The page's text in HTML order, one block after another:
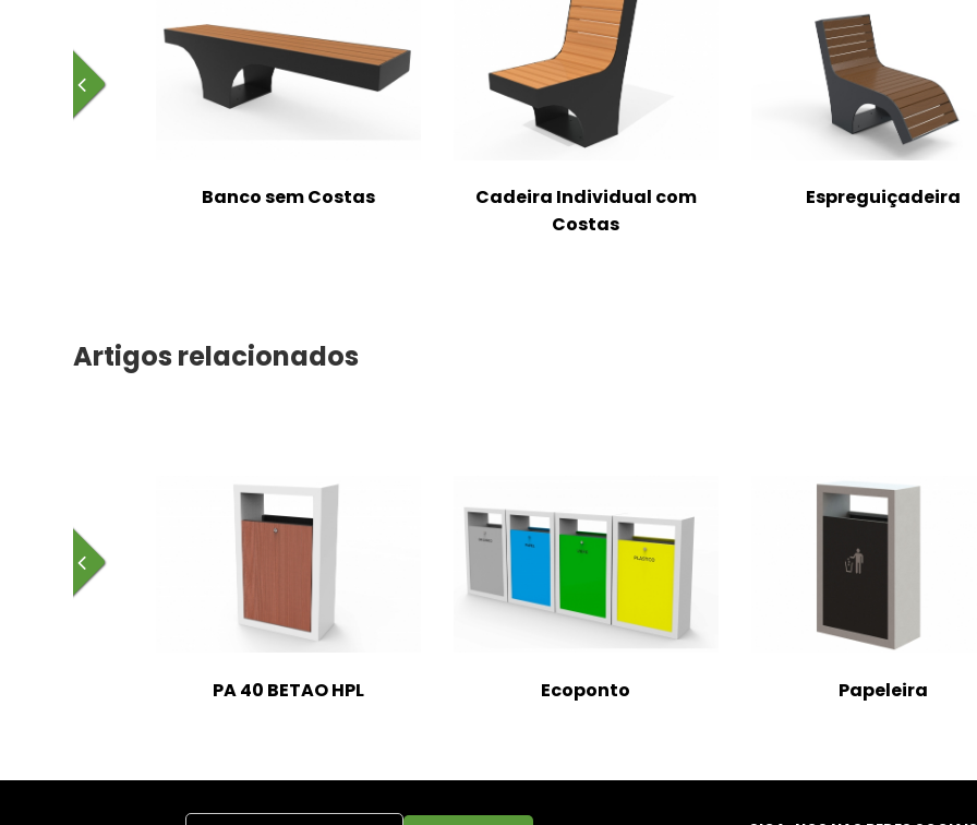
Banco sem Costas
Cadeira Individual com
Costas
Espreguiçadeira
Artigos relacionados
PA 40 BETAO HPL Ecoponto Papeleira